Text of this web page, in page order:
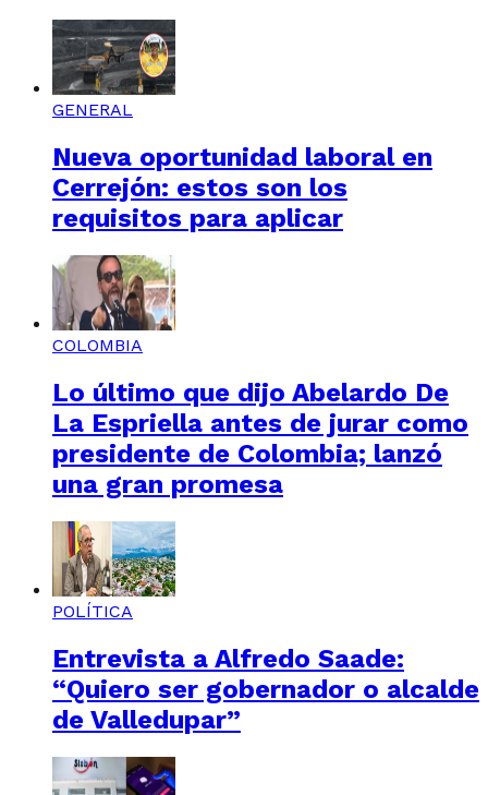
GENERAL
Nueva oportunidad laboral en
Cerrejón: estos son los
requisitos para aplicar
COLOMBIA
Lo último que dijo Abelardo De
La Espriella antes de jurar como
presidente de Colombia; lanzó
una gran promesa
POLÍTICA
Entrevista a Alfredo Saade:
“Quiero ser gobernador o alcalde
de Valledupar”